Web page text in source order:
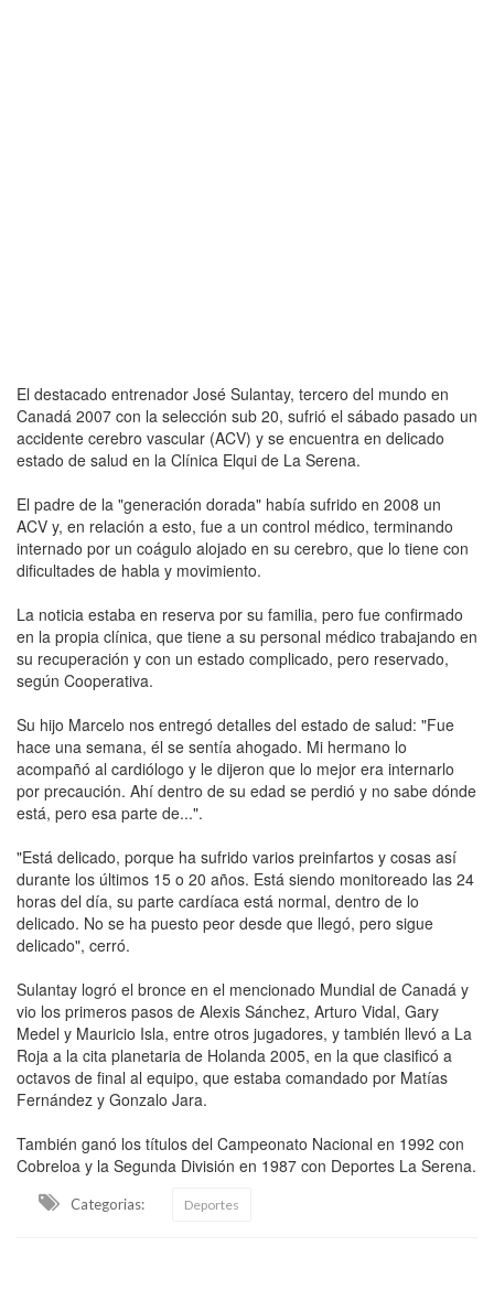
El destacado entrenador José Sulantay, tercero del mundo en
Canadá 2007 con la selección sub 20, sufrió el sábado pasado un
accidente cerebro vascular (ACV) y se encuentra en delicado
estado de salud en la Clínica Elqui de La Serena.
El padre de la "generación dorada" había sufrido en 2008 un
ACV y, en relación a esto, fue a un control médico, terminando
internado por un coágulo alojado en su cerebro, que lo tiene con
dificultades de habla y movimiento.
La noticia estaba en reserva por su familia, pero fue confirmado
en la propia clínica, que tiene a su personal médico trabajando en
su recuperación y con un estado complicado, pero reservado,
según Cooperativa.
Su hijo Marcelo nos entregó detalles del estado de salud: "Fue
hace una semana, él se sentía ahogado. Mi hermano lo
acompañó al cardiólogo y le dijeron que lo mejor era internarlo
por precaución. Ahí dentro de su edad se perdió y no sabe dónde
está, pero esa parte de...".
"Está delicado, porque ha sufrido varios preinfartos y cosas así
durante los últimos 15 o 20 años. Está siendo monitoreado las 24
horas del día, su parte cardíaca está normal, dentro de lo
delicado. No se ha puesto peor desde que llegó, pero sigue
delicado", cerró.
Sulantay logró el bronce en el mencionado Mundial de Canadá y
vio los primeros pasos de Alexis Sánchez, Arturo Vidal, Gary
Medel y Mauricio Isla, entre otros jugadores, y también llevó a La
Roja a la cita planetaria de Holanda 2005, en la que clasificó a
octavos de final al equipo, que estaba comandado por Matías
Fernández y Gonzalo Jara.
También ganó los títulos del Campeonato Nacional en 1992 con
Cobreloa y la Segunda División en 1987 con Deportes La Serena.
Categorias: Deportes